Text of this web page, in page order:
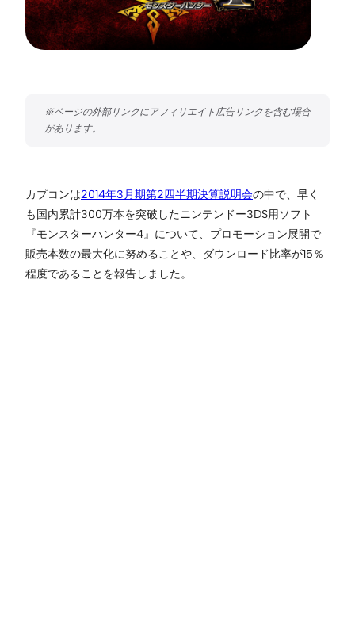
カプコンは2014年3月期第2四半期決算説明会の中で、早く
も国内累計300万本を突破したニンテンドー3DS用ソフト
『モンスターハンター4』について、プロモーション展開で
販売本数の最大化に努めることや、ダウンロード比率が15％
程度であることを報告しました。